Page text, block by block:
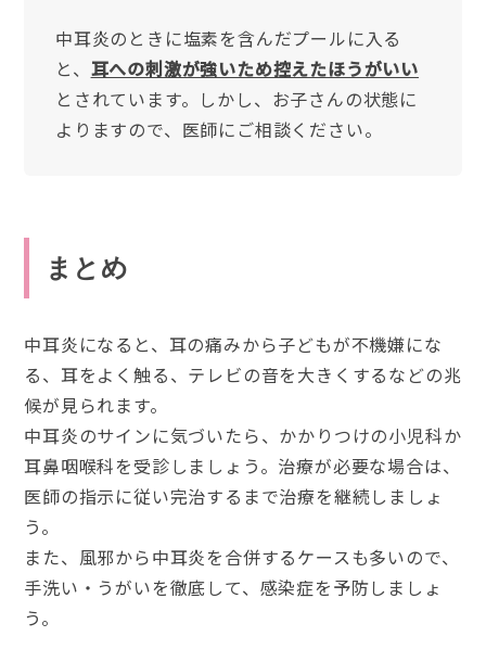
中耳炎のときに塩素を含んだプールに入る
と、 耳への刺激が強いため控えたほうがいい
とされています。しかし、お子さんの状態に
よりますので、医師にご相談ください。
まとめ
中耳炎になると、耳の痛みから子どもが不機嫌にな
る、耳をよく触る、テレビの音を大きくするなどの兆
候が見られます。
中耳炎のサインに気づいたら、かかりつけの小児科か
耳鼻咽喉科を受診しましょう。治療が必要な場合は、
医師の指示に従い完治するまで治療を継続しましょ
う。
また、風邪から中耳炎を合併するケースも多いので、
手洗い・うがいを徹底して、感染症を予防しましょ
う。